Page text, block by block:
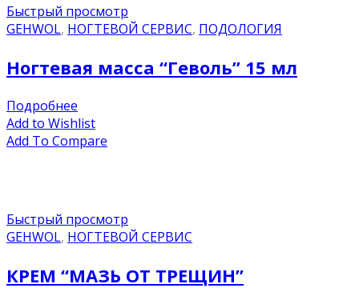
Быстрый просмотр
GEHWOL, НОГТЕВОЙ СЕРВИС, ПОДОЛОГИЯ
Ногтевая масса “Геволь” 15 мл
Подробнее
Add to Wishlist
Add To Compare
Быстрый просмотр
GEHWOL, НОГТЕВОЙ СЕРВИС
КРЕМ “МАЗЬ ОТ ТРЕЩИН”